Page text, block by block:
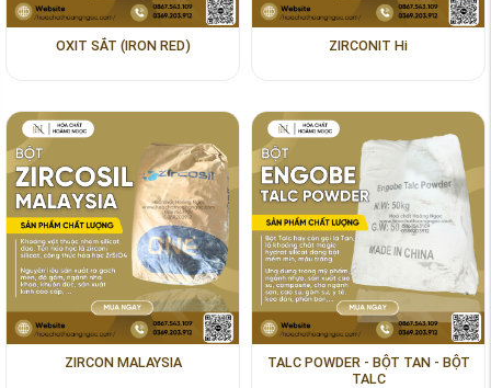
OXIT SẮT (IRON RED) ZIRCONIT Hi
ZIRCON MALAYSIA
TALC POWDER - BỘT TAN - BỘT
TALC